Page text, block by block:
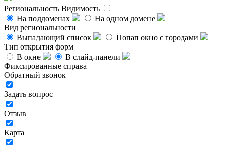
Региональность Видимость
На поддоменах
На одном домене
Вид региональности
Выпадающий список
Попап окно с городами
Тип открытия форм
В окне
В слайд-панели
Фиксированные справа
Обратный звонок
Задать вопрос
Отзыв
Карта